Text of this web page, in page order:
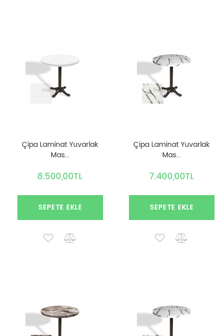
Çipa Laminat Yuvarlak
Mas...
8.500,00TL
SEPETE EKLE
Çipa Laminat Yuvarlak
Mas...
7.400,00TL
SEPETE EKLE